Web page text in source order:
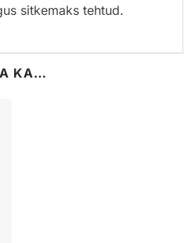
sitkemaks tehtud.
KA…